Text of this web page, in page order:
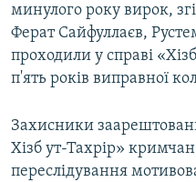
минулого року вирок,
Ферат Сайфуллаєв,
проходили у справі
п'ять років виправної
Захисники
Хізб ут-Тахрір»
переслідування